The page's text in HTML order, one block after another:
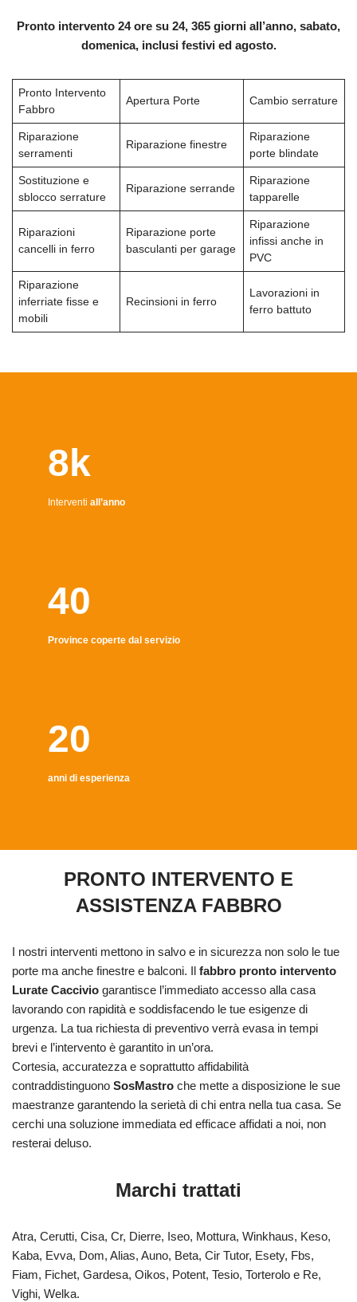
Pronto intervento 24 ore su 24, 365 giorni all’anno, sabato,
domenica, inclusi festivi ed agosto.
Pronto Intervento
Fabbro
Apertura Porte Cambio serrature
Riparazione
serramenti
Riparazione finestre
Riparazione
porte blindate
Sostituzione e
sblocco serrature
Riparazione serrande
Riparazione
tapparelle
Riparazioni
cancelli in ferro
Riparazione porte
basculanti per garage
Riparazione
infissi anche in
PVC
Riparazione
inferriate fisse e
mobili
Recinsioni in ferro
Lavorazioni in
ferro battuto
8k
Interventi all’anno
40
Province coperte dal servizio
20
anni di esperienza
PRONTO INTERVENTO E
ASSISTENZA FABBRO
I nostri interventi mettono in salvo e in sicurezza non solo le tue
porte ma anche finestre e balconi. Il fabbro pronto intervento
Lurate Caccivio garantisce l’immediato accesso alla casa
lavorando con rapidità e soddisfacendo le tue esigenze di
urgenza. La tua richiesta di preventivo verrà evasa in tempi
brevi e l’intervento è garantito in un’ora.
Cortesia, accuratezza e soprattutto affidabilità
contraddistinguono SosMastro che mette a disposizione le sue
maestranze garantendo la serietà di chi entra nella tua casa. Se
cerchi una soluzione immediata ed efficace affidati a noi, non
resterai deluso.
Marchi trattati
Atra, Cerutti, Cisa, Cr, Dierre, Iseo, Mottura, Winkhaus, Keso,
Kaba, Evva, Dom, Alias, Auno, Beta, Cir Tutor, Esety, Fbs,
Fiam, Fichet, Gardesa, Oikos, Potent, Tesio, Torterolo e Re,
Vighi, Welka.